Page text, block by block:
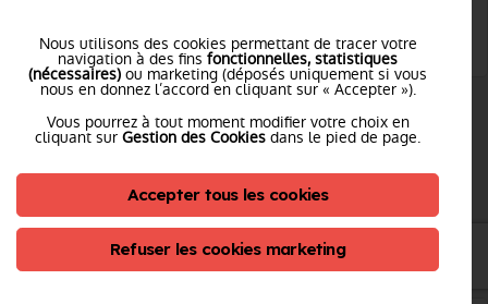
CPI VILLERS SAINT CHRISTOPHE
5 bis rue de l'Eglise - 02590 VILLERS SAINT CHRISTOPHE
Voir le numéro
Nous utilisons des cookies permettant de tracer votre
navigation à des fins fonctionnelles, statistiques
(nécessaires) ou marketing (déposés uniquement si vous
nous en donnez l’accord en cliquant sur « Accepter »).
Vous pourrez à tout moment modifier votre choix en
cliquant sur Gestion des Cookies dans le pied de page.
Accepter tous les cookies
Refuser les cookies marketing